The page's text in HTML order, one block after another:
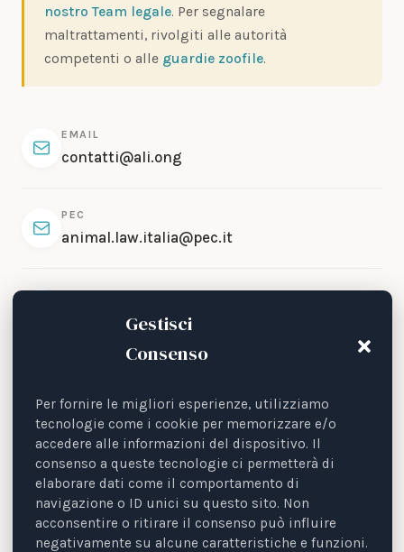
Gestisci
Consenso
Per fornire le migliori esperienze, utilizziamo
tecnologie come i cookie per memorizzare e/o
accedere alle informazioni del dispositivo. Il
consenso a queste tecnologie ci permetterà di
elaborare dati come il comportamento di
navigazione o ID unici su questo sito. Non
acconsentire o ritirare il consenso può influire
negativamente su alcune caratteristiche e funzioni.
nostro Team legale. Per segnalare
maltrattamenti, rivolgiti alle autorità
competenti o alle guardie zoofile.
EMAIL
contatti@ali.ong
PEC
animal.law.italia@pec.it
+39 379 1555556
ali.ong
Seguici
Instagram
@animal.law.italia